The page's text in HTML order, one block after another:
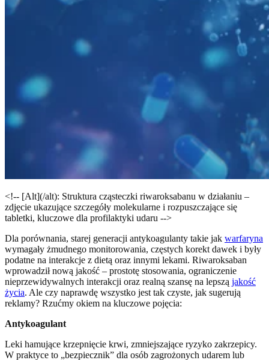
<!-- [Alt](/alt): Struktura cząsteczki riwaroksabanu w działaniu –
zdjęcie ukazujące szczegóły molekularne i rozpuszczające się
tabletki, kluczowe dla profilaktyki udaru -->
Dla porównania, starej generacji antykoagulanty takie jak warfaryna
wymagały żmudnego monitorowania, częstych korekt dawek i były
podatne na interakcje z dietą oraz innymi lekami. Riwaroksaban
wprowadził nową jakość – prostotę stosowania, ograniczenie
nieprzewidywalnych interakcji oraz realną szansę na lepszą jakość
życia. Ale czy naprawdę wszystko jest tak czyste, jak sugerują
reklamy? Rzućmy okiem na kluczowe pojęcia:
Antykoagulant
Leki hamujące krzepnięcie krwi, zmniejszające ryzyko zakrzepicy.
W praktyce to „bezpiecznik” dla osób zagrożonych udarem lub